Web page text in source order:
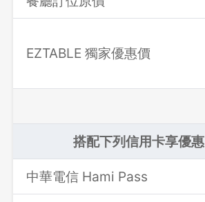
EZTABLE 獨家優惠價
搭配下列信用卡享優惠
中華電信 Hami Pass